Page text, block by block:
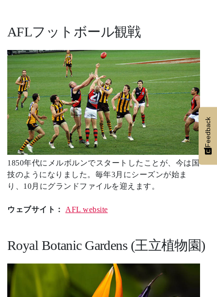
AFLフットボール観戦
1850年代にメルボルンでスタートしたことが、今は国
技のようになりました。毎年3月にシーズンが始ま
り、10月にグランドファイルを迎えます。
ウェブサイト： AFL website
Royal Botanic Gardens (王立植物園)
Feedback